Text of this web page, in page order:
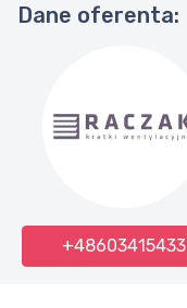
Dane oferenta:
+48603415433